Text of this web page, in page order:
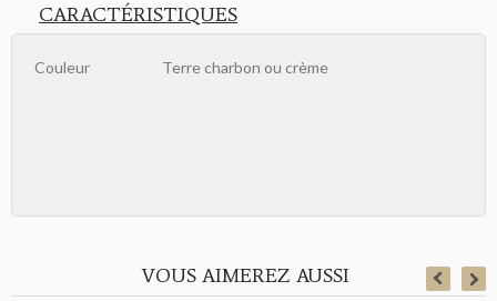
CARACTÉRISTIQUES
Couleur Terre charbon ou crème
VOUS AIMEREZ AUSSI